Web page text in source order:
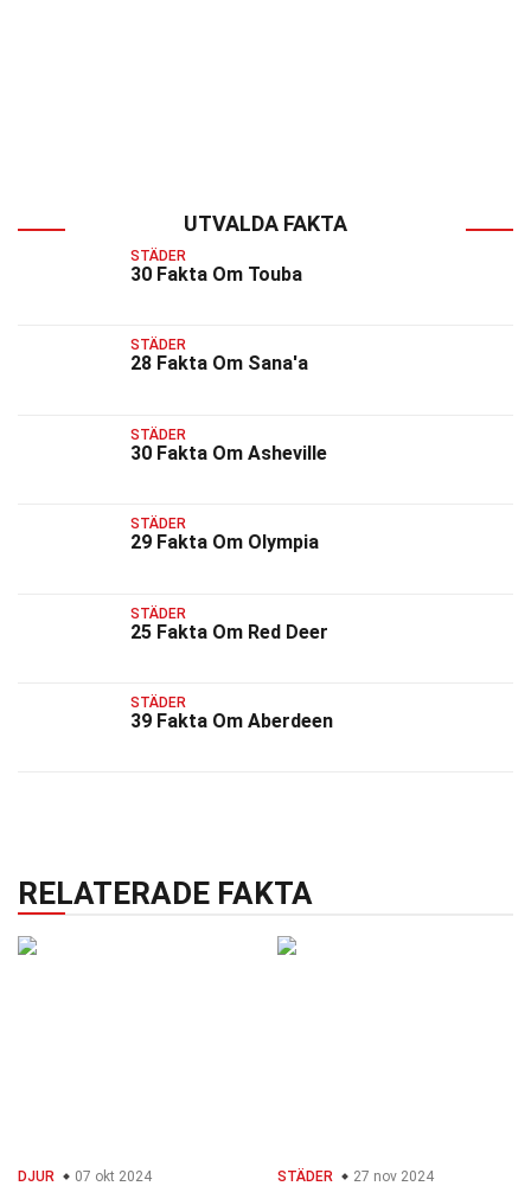
UTVALDA FAKTA
STÄDER
30 Fakta Om Touba
STÄDER
28 Fakta Om Sana'a
STÄDER
30 Fakta Om Asheville
STÄDER
29 Fakta Om Olympia
STÄDER
25 Fakta Om Red Deer
STÄDER
39 Fakta Om Aberdeen
RELATERADE FAKTA
DJUR 07 okt 2024 STÄDER 27 nov 2024